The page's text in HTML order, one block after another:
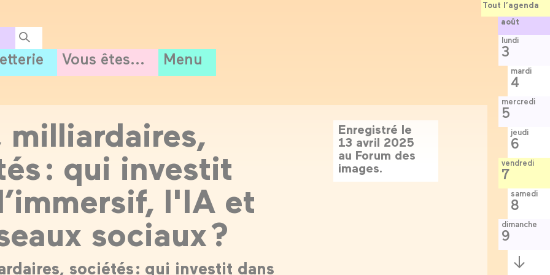
Vous êtes... Menu
Enregistré le
13 avril 2025
au Forum des
images.
milliardaires,
: qui investit
l'IA et
sociaux ?
sociétés : qui investit dans
Tout l’agenda
août
lundi
3
mardi
4
mercredi
5
jeudi
6
vendredi
7
samedi
8
dimanche
9
Semaine
suivante